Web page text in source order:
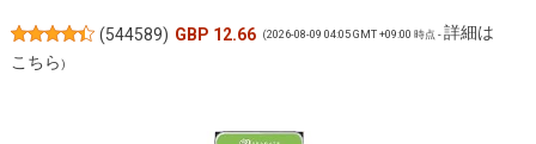
(544589) GBP 12.66 (2026-08-09 04:05 GMT +09:00 時点 -詳細は
こちら)